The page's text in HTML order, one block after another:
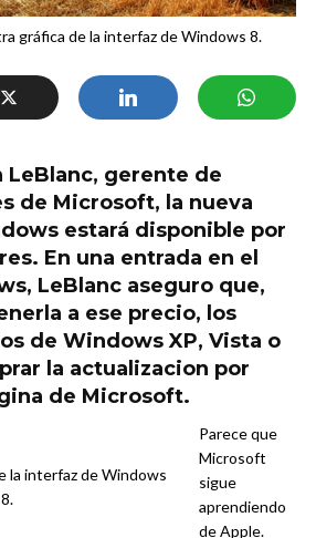
gráfica de la interfaz de Windows 8.
LeBlanc, gerente de
de Microsoft, la nueva
estará disponible por
En una entrada en el
LeBlanc aseguro que,
a ese precio, los
de Windows XP, Vista o
la actualizacion por
de Microsoft.
la interfaz de Windows
8.
Parece que
Microsoft
sigue
aprendiendo
de Apple.